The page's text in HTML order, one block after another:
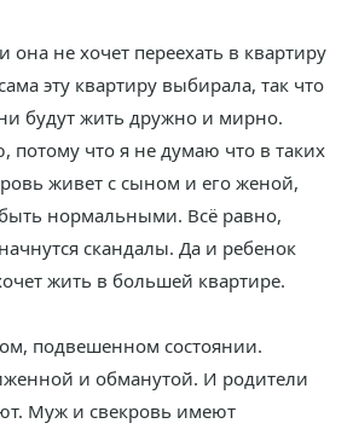
она не хочет переехать в квартиру
эту квартиру выбирала, так что
будут жить дружно и мирно.
потому что я не думаю что в таких
живет с сыном и его женой,
нормальными. Всё равно,
скандалы. Да и ребенок
жить в большей квартире.
подвешенном состоянии.
и обманутой. И родители
Муж и свекровь имеют